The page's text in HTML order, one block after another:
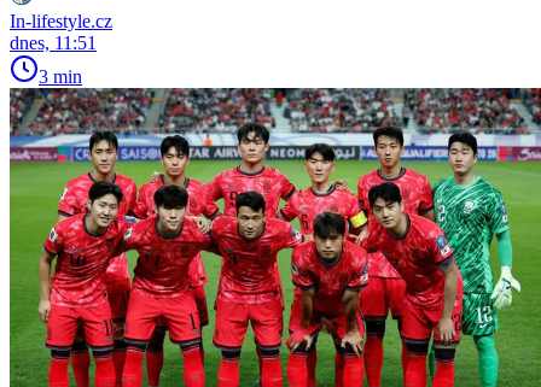
In-lifestyle.cz
dnes, 11:51
3 min